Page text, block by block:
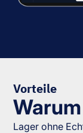
Vorteile
Lager ohne